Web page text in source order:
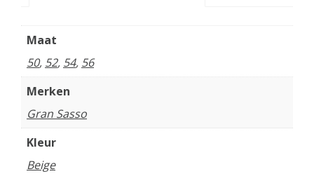
Maat
50, 52, 54, 56
Merken
Gran Sasso
Kleur
Beige